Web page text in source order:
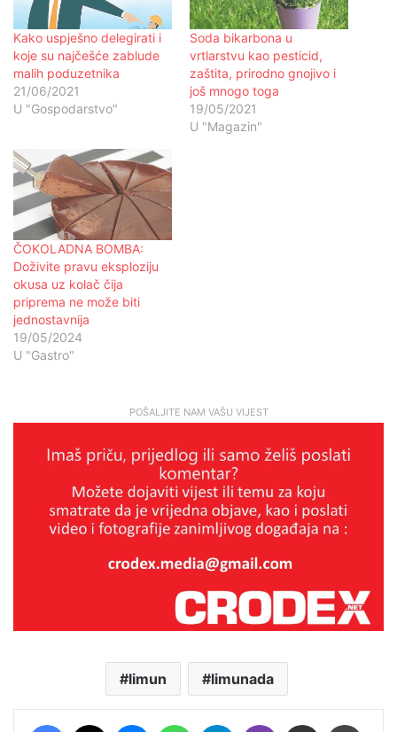
Kako uspješno delegirati i
koje su najčešće zablude
malih poduzetnika
21/06/2021
U "Gospodarstvo"
Soda bikarbona u
vrtlarstvu kao pesticid,
zaštita, prirodno gnojivo i
još mnogo toga
19/05/2021
U "Magazin"
ČOKOLADNA BOMBA:
Doživite pravu eksploziju
okusa uz kolač čija
priprema ne može biti
jednostavnija
19/05/2024
U "Gastro"
POŠALJITE NAM VAŠU VIJEST
limun limunada
Facebook MessengerWhatsAppTelegram Viber Podijeli putem E-maila